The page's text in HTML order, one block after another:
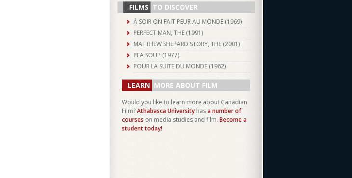
FILMS TO DISCOVER
À SOIR ON FAIT PEUR AU MONDE (1969)
PERFECT MAN, THE (1991)
MATTHEW SHEPARD STORY, THE (2001)
PEA SOUP (1977)
POUR LA SUITE DU MONDE (1962)
LEARN MORE ABOUT FILM
Would you like to learn more about Canadian
Film?Athabasca University hasa number of
courses on media studies and film. Become a
student today!